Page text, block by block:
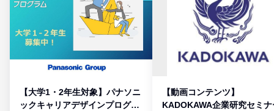
【大学1・2年生対象】パナソニ
ックキャリアデザインプログラ
【動画コンテンツ】
KADOKAWA企業研究セミナ